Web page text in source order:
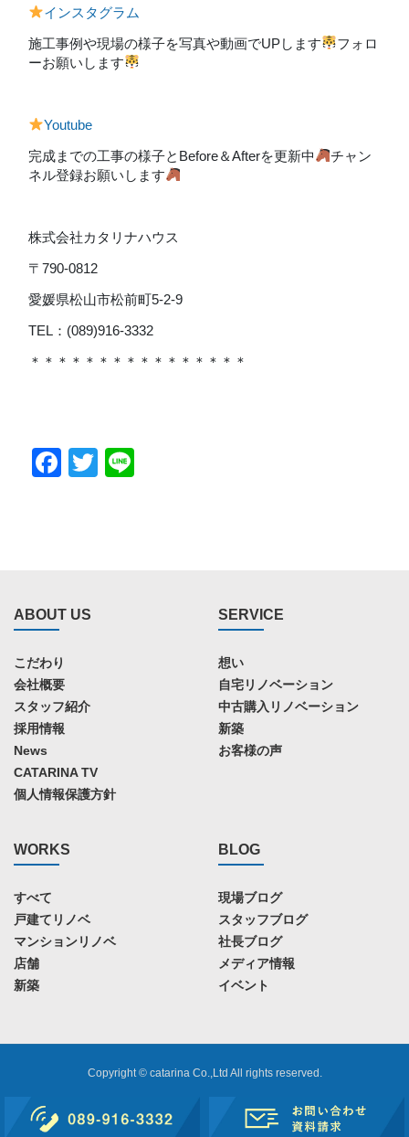
インスタグラム
施工事例や現場の様子を写真や動画でUPします
フォロ
ーお願いします
Youtube
完成までの工事の様子とBefore＆Afterを更新中
チャン
ネル登録お願いします
株式会社カタリナハウス
〒790-0812
愛媛県松山市松前町5-2-9
TEL：(089)916-3332
＊＊＊＊＊＊＊＊＊＊＊＊＊＊＊＊
Facebook
Twitter
ABOUT US
こだわり
会社概要
スタッフ紹介
採用情報
News
CATARINA TV
個人情報保護方針
SERVICE
想い
自宅リノベーション
中古購入リノベーション
新築
お客様の声
WORKS
すべて
戸建てリノベ
マンションリノベ
店舗
新築
BLOG
現場ブログ
スタッフブログ
社長ブログ
メディア情報
イベント
Copyright © catarina Co.,Ltd All rights reserved.